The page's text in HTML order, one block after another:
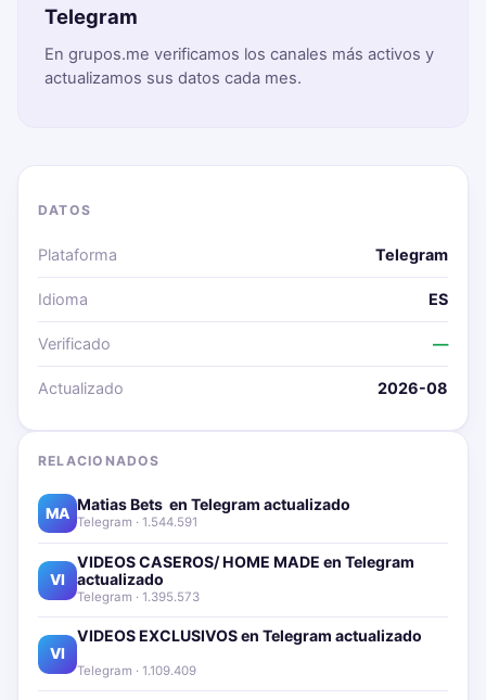
Telegram
En grupos.me verificamos los canales más activos y
actualizamos sus datos cada mes.
DATOS
Plataforma Telegram
Idioma ES
Verificado —
Actualizado 2026-08
RELACIONADOS
MA Matias Bets ‍ en Telegram actualizado📱🔥
Telegram · 1.544.591
VI
VIDEOS CASEROS/ HOME MADE en Telegram
actualizado📱🔥
Telegram · 1.395.573
VI
VIDEOS EXCLUSIVOS en Telegram actualizado📱
Telegram · 1.109.409